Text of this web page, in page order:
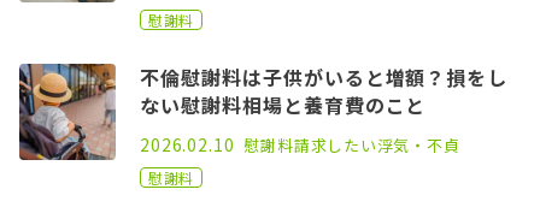
慰謝料
不倫慰謝料は子供がいると増額？損をし
ない慰謝料相場と養育費のこと
2022.05.06
2026.02.10 慰謝料請求したい浮気・不貞
慰謝料